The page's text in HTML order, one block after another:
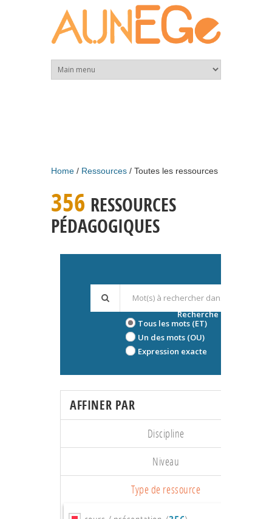
Home Ressources Toutes les ressources
356 RESSOURCES
PÉDAGOGIQUES
Tous les mots (ET)
Un des mots (OU)
Expression exacte
Recherche avancée
AFFINER PAR
Discipline
Niveau
Type de ressource